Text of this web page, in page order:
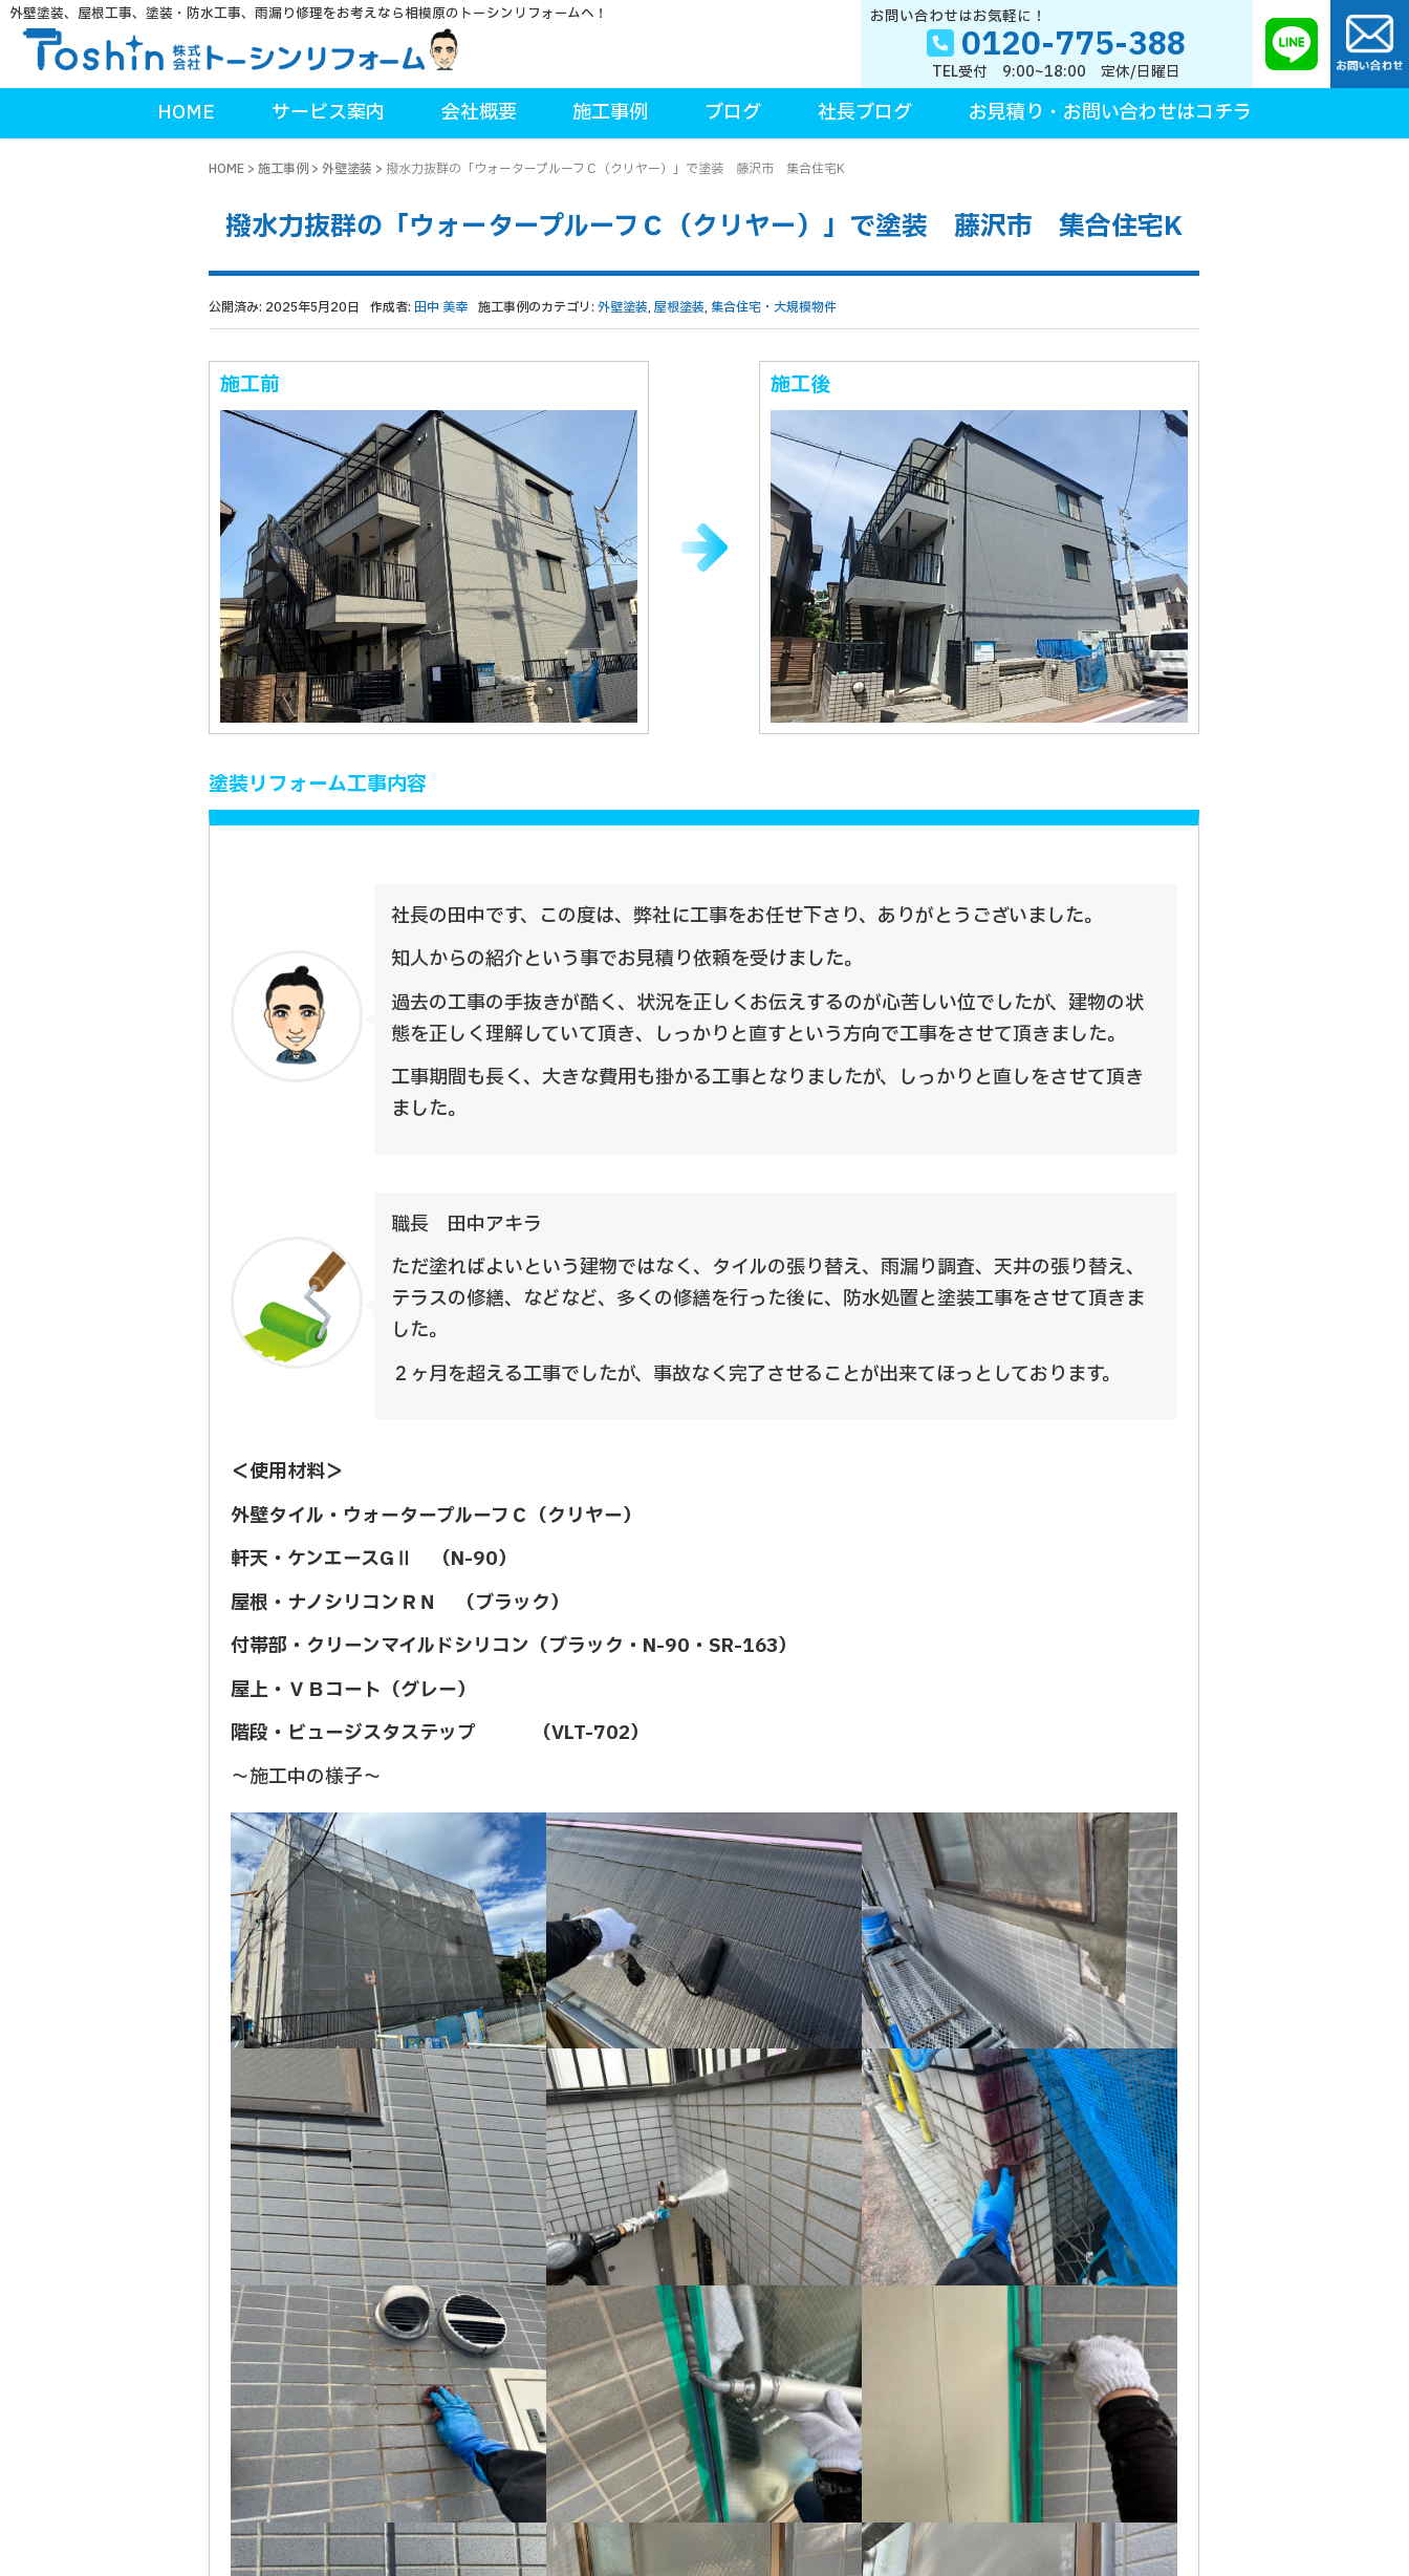
外壁塗装、屋根工事、塗装・防水工事、雨漏り修理をお考えなら相模原のトーシンリフォームへ！ お問い合わせはお気軽に！
0120-775-388
TEL受付 9:00~18:00 定休/日曜日
HOME サービス案内 会社概要 施工事例 ブログ 社長ブログ お見積り・お問い合わせはコチラ
HOME >施工事例 >外壁塗装 > 撥水力抜群の「ウォータープルーフＣ（クリヤー）」で塗装 藤沢市 集合住宅K
撥水力抜群の「ウォータープルーフＣ（クリヤー）」で塗装 藤沢市 集合住宅K
公開済み: 2025年5月20日 作成者: 田中 美幸 施工事例のカテゴリ:外壁塗装,屋根塗装, 集合住宅・大規模物件
施工前 施工後
塗装リフォーム工事内容
社長の田中です、この度は、弊社に工事をお任せ下さり、ありがとうございました。
知人からの紹介という事でお見積り依頼を受けました。
過去の工事の手抜きが酷く、状況を正しくお伝えするのが心苦しい位でしたが、建物の状
態を正しく理解していて頂き、しっかりと直すという方向で工事をさせて頂きました。
工事期間も長く、大きな費用も掛かる工事となりましたが、しっかりと直しをさせて頂き
ました。
職長 田中アキラ
ただ塗ればよいという建物ではなく、タイルの張り替え、雨漏り調査、天井の張り替え、
テラスの修繕、などなど、多くの修繕を行った後に、防水処置と塗装工事をさせて頂きま
した。
２ヶ月を超える工事でしたが、事故なく完了させることが出来てほっとしております。
＜使用材料＞
外壁タイル・ウォータープルーフＣ（クリヤー）
軒天・ケンエースGⅡ （N-90）
屋根・ナノシリコンＲＮ （ブラック）
付帯部・クリーンマイルドシリコン（ブラック・N-90・SR-163）
屋上・ＶＢコート（グレー）
階段・ビュージスタステップ （VLT-702）
～施工中の様子～